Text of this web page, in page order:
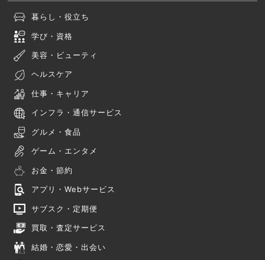
暮らし・役立ち
学び・資格
美容・ビューティ
ヘルスケア
仕事・キャリア
インフラ・通信サービス
グルメ・食品
ゲーム・エンタメ
お金・節約
アプリ・Webサービス
サブスク・定期便
買取・査定サービス
結婚・恋愛・出会い